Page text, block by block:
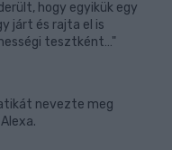
hogy egyikük egy
járt és rajta el is
tesztként…"
nevezte meg